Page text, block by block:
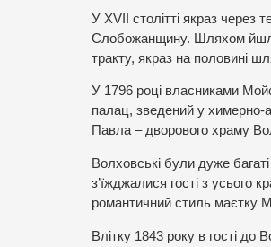
У XVII столітті якраз через
Слобожанщину. Шляхом йшли
тракту, якраз на половині
У 1796 році власниками
палац, зведений у химерно-
Павла – дворового храму
Волховські були дуже
з’їжджалися гості з усього
романтичний стиль маєтку
Влітку 1843 року в гості